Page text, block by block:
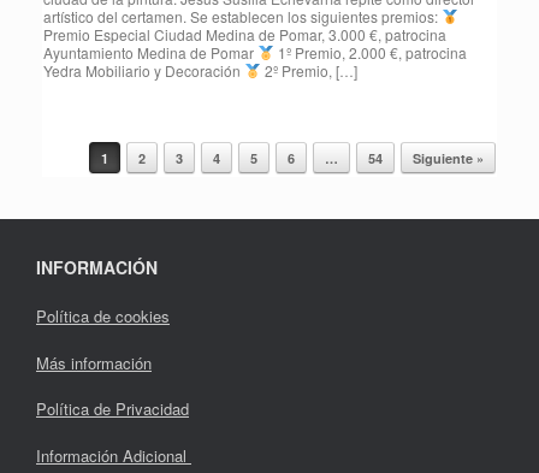
artístico del certamen. Se establecen los siguientes premios:
Premio Especial Ciudad Medina de Pomar, 3.000 €, patrocina
Ayuntamiento Medina de Pomar
1º Premio, 2.000 €, patrocina
Yedra Mobiliario y Decoración
2º Premio, […]
Navegador de artículos
1 2 3 4 5 6 … 54 Siguiente »
INFORMACIÓN
Política de cookies
Más información
Política de Privacidad
Información Adicional